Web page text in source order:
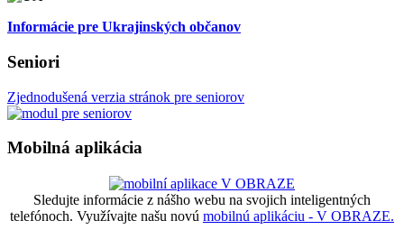
Informácie pre Ukrajinských občanov
Seniori
Zjednodušená verzia stránok pre seniorov
Mobilná aplikácia
Sledujte informácie z nášho webu na svojich inteligentných
telefónoch. Využívajte našu novú mobilnú aplikáciu - V OBRAZE.